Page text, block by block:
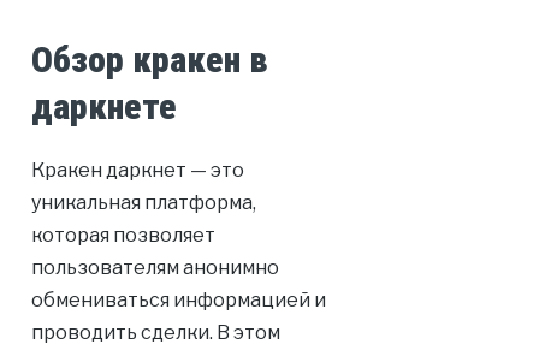
Обзор кракен в
даркнете
Кракен даркнет — это
уникальная платформа,
которая позволяет
пользователям анонимно
обмениваться информацией и
проводить сделки. В этом